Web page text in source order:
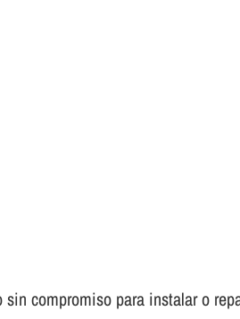
compromiso para instalar o